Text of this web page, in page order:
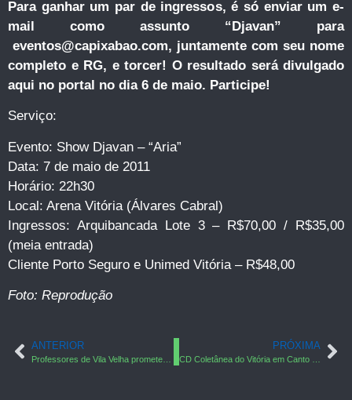
Para ganhar um par de ingressos, é só enviar um e-
mail como assunto “Djavan” para
eventos@capixabao.com, juntamente com seu nome
completo e RG, e torcer! O resultado será divulgado
aqui no portal no dia 6 de maio. Participe!
Serviço:
Evento: Show Djavan – “Aria”
Data: 7 de maio de 2011
Horário: 22h30
Local: Arena Vitória (Álvares Cabral)
Ingressos: Arquibancada Lote 3 – R$70,00 / R$35,00
(meia entrada)
Cliente Porto Seguro e Unimed Vitória – R$48,00
Foto: Reprodução
ANTERIOR PRÓXIMA